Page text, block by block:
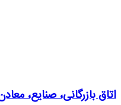
اتاق بازرگانی، صنایع،